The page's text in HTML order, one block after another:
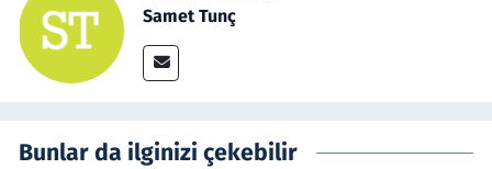
Samet Tunç
Bunlar da ilginizi çekebilir